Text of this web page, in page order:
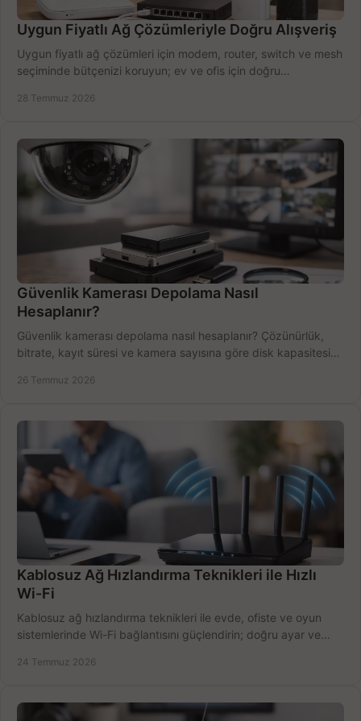
Uygun Fiyatlı Ağ Çözümleriyle Doğru Alışveriş
Uygun fiyatlı ağ çözümleri için modem, router, switch ve mesh
seçiminde bütçenizi koruyun; ev ve ofis için doğru
28 Temmuz 2026
Güvenlik Kamerası Depolama Nasıl
Hesaplanır?
Güvenlik kamerası depolama nasıl hesaplanır? Çözünürlük,
bitrate, kayıt süresi ve kamera sayısına göre disk kapasitesini
26 Temmuz 2026
Kablosuz Ağ Hızlandırma Teknikleri ile Hızlı
Wi-Fi
Kablosuz ağ hızlandırma teknikleri ile evde, ofiste ve oyun
sistemlerinde Wi-Fi bağlantısını güçlendirin; doğru ayar ve
24 Temmuz 2026